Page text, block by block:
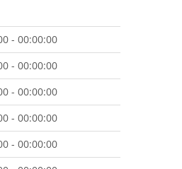
- 00:00:00
- 00:00:00
- 00:00:00
- 00:00:00
- 00:00:00